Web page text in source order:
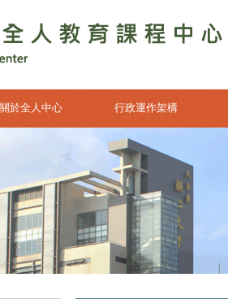
關於全人中心 行政運作架構